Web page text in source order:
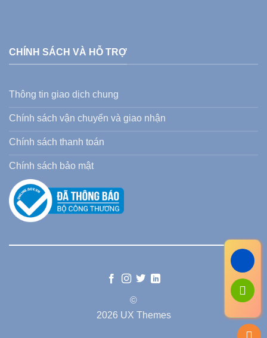
CHÍNH SÁCH VÀ HỖ TRỢ
Thông tin giao dịch chung
Chính sách vận chuyển và giao nhận
Chính sách thanh toán
Chính sách bảo mật
©
2026 UX Themes